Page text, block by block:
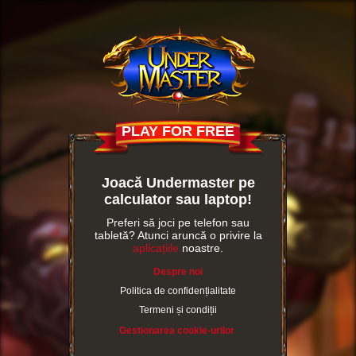
PLAY FOR FREE
Joacă Undermaster pe
calculator sau laptop!
Preferi să joci pe telefon sau
tabletă? Atunci aruncă o privire la
aplicațiile noastre.
Despre noi
Politica de confidențialitate
Termeni și condiții
Gestionarea cookie-urilor